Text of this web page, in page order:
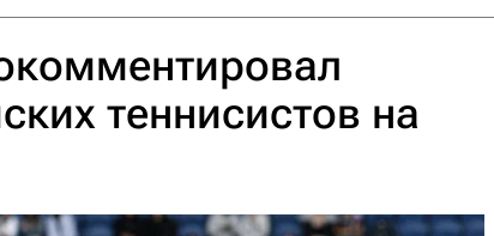
теннисистов на